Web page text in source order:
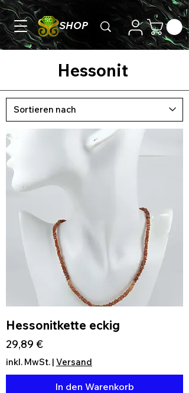
SHOP
Hessonit
Hessonitkette eckig
Preis
29,89 €
inkl. MwSt. | Versand
In den Warenkorb